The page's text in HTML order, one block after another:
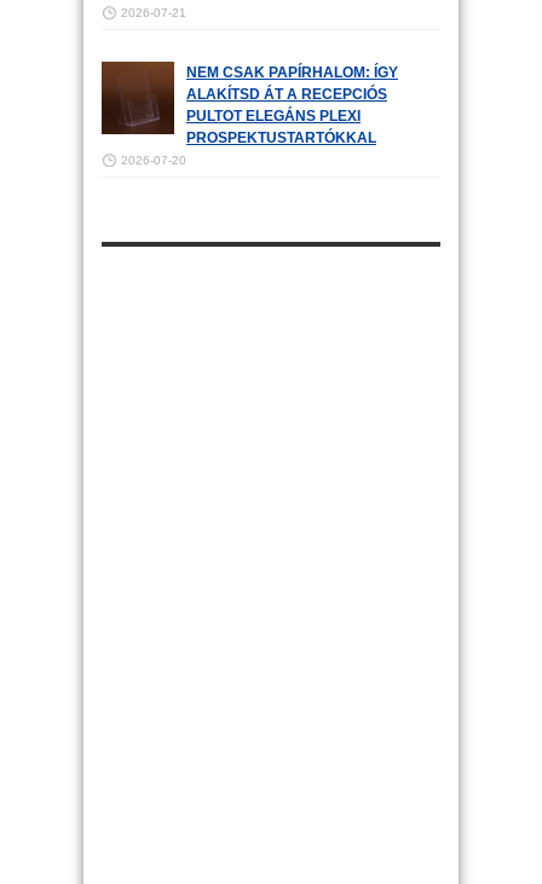
2026-07-21
NEM CSAK PAPÍRHALOM: ÍGY
ALAKÍTSD ÁT A RECEPCIÓS
PULTOT ELEGÁNS PLEXI
PROSPEKTUSTARTÓKKAL
2026-07-20